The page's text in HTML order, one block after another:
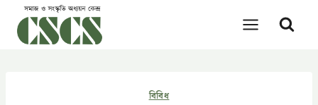
content
বিবিধ